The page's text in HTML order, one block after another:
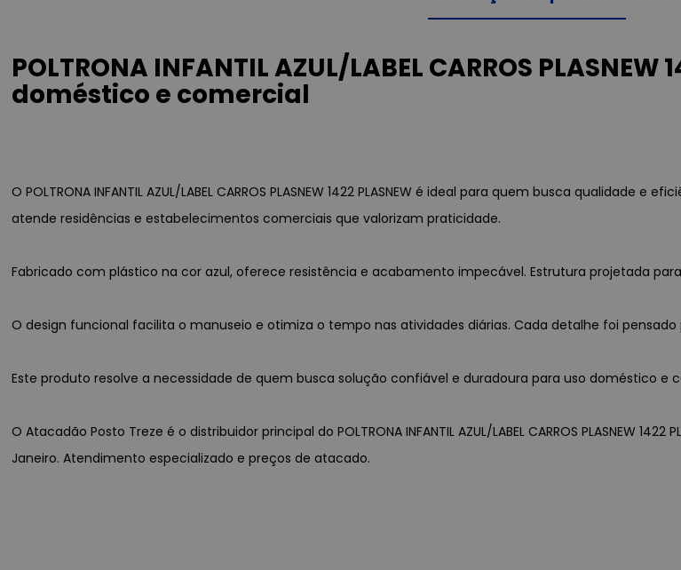
POLTRONA INFANTIL AZUL/LABEL CARROS
doméstico e comercial
O POLTRONA INFANTIL AZUL/LABEL CARROS PLASNEW 1422 PLASNEW é ideal para quem busca
atende residências e estabelecimentos comerciais que valorizam praticidade.
Fabricado com plástico na cor azul, oferece resistência e acabamento impecável. Estrutura projetada
O design funcional facilita o manuseio e otimiza o tempo nas atividades diárias. Cada detalhe foi
Este produto resolve a necessidade de quem busca solução confiável e duradoura para uso doméstico e
O Atacadão Posto Treze é o distribuidor principal do POLTRONA INFANTIL AZUL/LABEL CARROS PLASNEW
Janeiro. Atendimento especializado e preços de atacado.